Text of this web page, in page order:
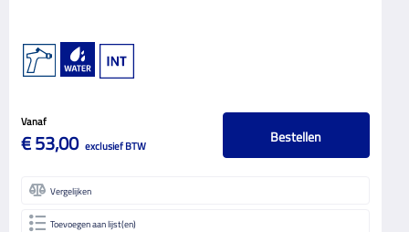
Vanaf
€ 53,00 exclusief BTW Bestellen
Vergelijken
Toevoegen aan lijst(en)